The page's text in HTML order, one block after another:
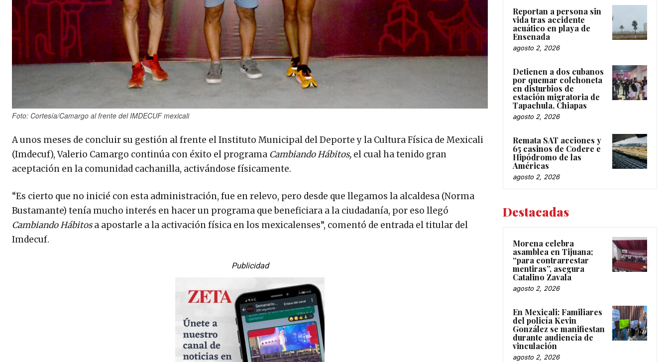
Foto: Cortesía/Camargo al frente del IMDECUF mexicali
A unos meses de concluir su gestión al frente el Instituto Municipal del Deporte y la Cultura Física de Mexicali
(Imdecuf), Valerio Camargo continúa con éxito el programa Cambiando Hábitos, el cual ha tenido gran
aceptación en la comunidad cachanilla, activándose físicamente.
“Es cierto que no inicié con esta administración, fue en relevo, pero desde que llegamos la alcaldesa (Norma
Bustamante) tenía mucho interés en hacer un programa que beneficiara a la ciudadanía, por eso llegó
Cambiando Hábitosa apostarle a la activación física en los mexicalenses”, comentó de entrada el titular del
Imdecuf.
Publicidad
Reportan a persona sin
vida tras accidente
acuático en playa de
Ensenada
agosto 2, 2026
Detienen a dos cubanos
por quemar colchoneta
en disturbios de
estación migratoria de
Tapachula, Chiapas
agosto 2, 2026
Remata SAT acciones y
65 casinos de Codere e
Hipódromo de las
Américas
agosto 2, 2026
Destacadas
Morena celebra
asamblea en Tijuana;
“para contrarrestar
mentiras”, asegura
Catalino Zavala
agosto 2, 2026
En Mexicali: Familiares
del policía Kevin
González se manifiestan
durante audiencia de
vinculación
agosto 2, 2026